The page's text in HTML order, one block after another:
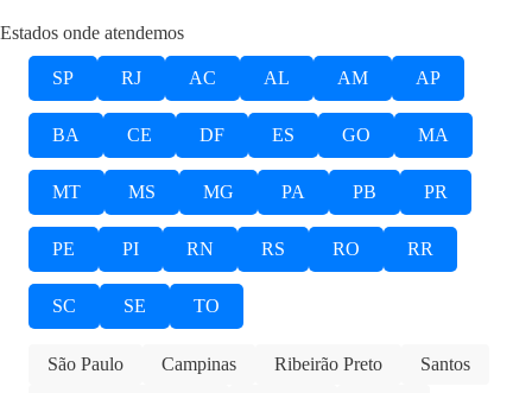
Estados onde atendemos
SP RJ AC AL AM AP
BA CE DF ES GO MA
MT MS MG PA PB PR
PE PI RN RS RO RR
SC SE TO
São Paulo Campinas Ribeirão Preto
Santos